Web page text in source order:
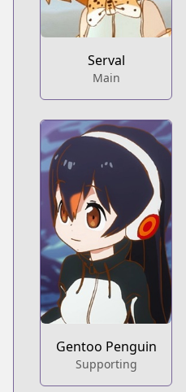
Serval
Main
Gentoo Penguin
Supporting